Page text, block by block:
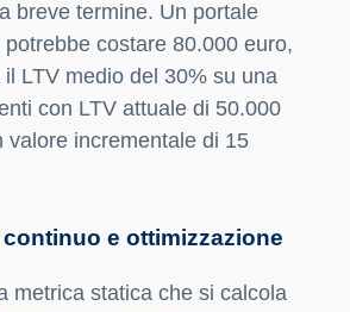
breve termine. Un portale
costare 80.000 euro,
LTV medio del 30% su una
con LTV attuale di 50.000
valore incrementale di 15
e ottimizzazione
metrica statica che si calcola